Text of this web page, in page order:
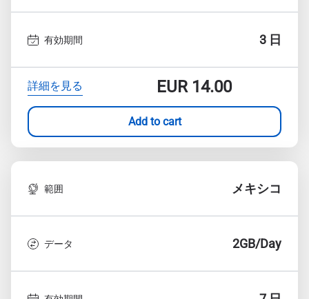
有効期間 3 日
詳細を見る EUR14.00
Add to cart
範囲 メキシコ
データ 2GB/Day